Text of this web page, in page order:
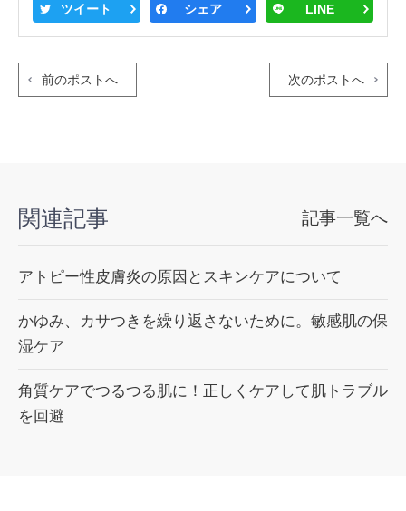
ツイート シェア LINE
前のポストへ 次のポストへ
関連記事 記事一覧へ
アトピー性皮膚炎の原因とスキンケアについて
かゆみ、カサつきを繰り返さないために。敏感肌の保
湿ケア
角質ケアでつるつる肌に！正しくケアして肌トラブル
を回避